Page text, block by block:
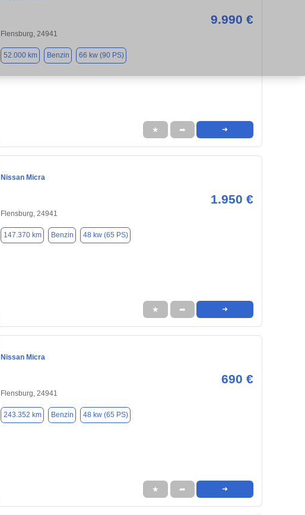
9.990 €
Flensburg, 24941
52.000 km Benzin 66 kw (90 PS)
★ ➦ ➜
Nissan Micra
1.950 €
Flensburg, 24941
147.370 km Benzin 48 kw (65 PS)
★ ➦ ➜
Nissan Micra
690 €
Flensburg, 24941
243.352 km Benzin 48 kw (65 PS)
★ ➦ ➜